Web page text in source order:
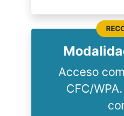
Acceso
CFC/